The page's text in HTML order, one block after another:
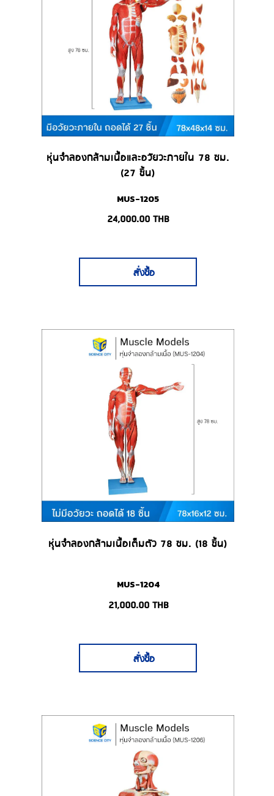
หุ่นจำลองกล้ามเนื้อและอวัยวะภายใน 78 ซม.
(27 ชิ้น)
MUS-1205
24,000.00THB
สั่งซื้อ
หุ่นจำลองกล้ามเนื้อเต็มตัว 78 ซม. (18 ชิ้น)
MUS-1204
21,000.00 THB
สั่งซื้อ